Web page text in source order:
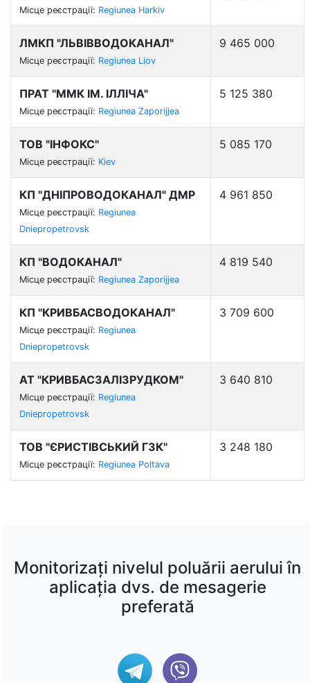
Місце реєстрації: Regiunea Harkiv
ЛМКП "ЛЬВІВВОДОКАНАЛ"
Місце реєстрації: Regiunea Liov
9 465 000
ПРАТ "ММК ІМ. ІЛЛІЧА"
Місце реєстрації: Regiunea Zaporijjea
5 125 380
ТОВ "ІНФОКС"
Місце реєстрації: Kiev
5 085 170
КП "ДНІПРОВОДОКАНАЛ" ДМР
Місце реєстрації: Regiunea
Dniepropetrovsk
4 961 850
КП "ВОДОКАНАЛ"
Місце реєстрації: Regiunea Zaporijjea
4 819 540
КП "КРИВБАСВОДОКАНАЛ"
Місце реєстрації: Regiunea
Dniepropetrovsk
3 709 600
АТ "КРИВБАСЗАЛІЗРУДКОМ"
Місце реєстрації: Regiunea
Dniepropetrovsk
3 640 810
ТОВ "ЄРИСТІВСЬКИЙ ГЗК"
Місце реєстрації: Regiunea Poltava
3 248 180
Monitorizați nivelul poluării aerului în
aplicația dvs. de mesagerie
preferată